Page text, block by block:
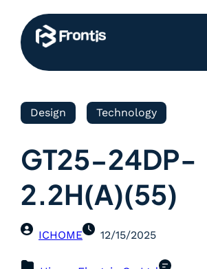
Design Technology
GT25-24DP-
2.2H(A)(55)
ICHOME 12/15/2025